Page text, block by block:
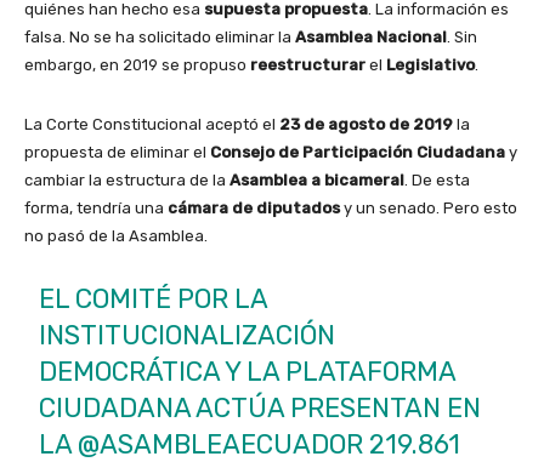
quiénes han hecho esa supuesta propuesta . La información es
falsa. No se ha solicitado eliminar la Asamblea Nacional . Sin
embargo, en 2019 se propuso reestructurar el Legislativo.
La Corte Constitucional aceptó el 23 de agosto de 2019 la
propuesta de eliminar el Consejo de Participación Ciudadana y
cambiar la estructura de la Asamblea a bicameral . De esta
forma, tendría una cámara de diputadosy un senado. Pero esto
no pasó de la Asamblea.
EL COMITÉ POR LA
INSTITUCIONALIZACIÓN
DEMOCRÁTICA Y LA PLATAFORMA
CIUDADANA ACTÚA PRESENTAN EN
LA@ASAMBLEAECUADOR 219.861